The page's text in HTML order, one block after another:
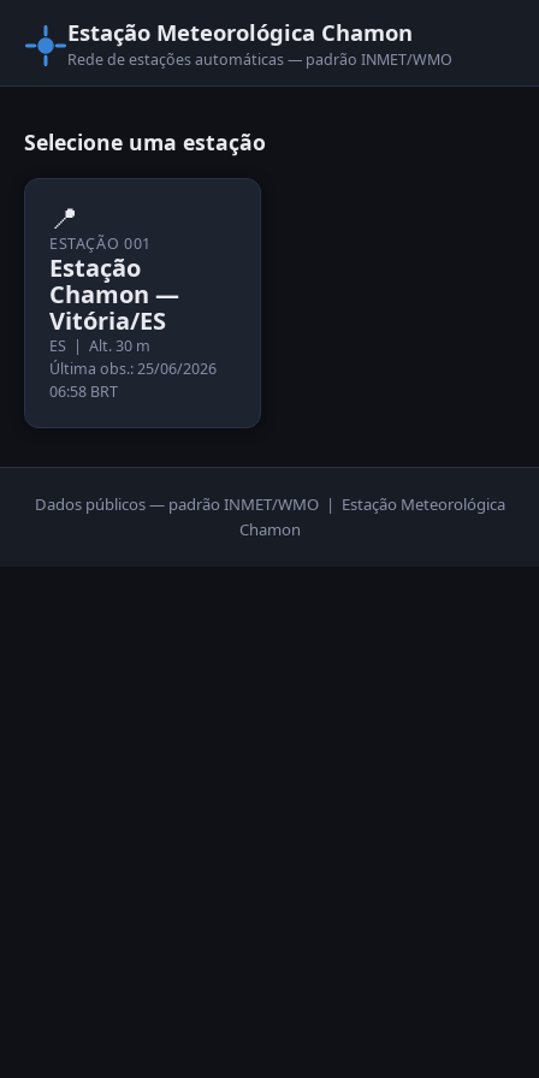
Estação Meteorológica Chamon
Rede de estações automáticas — padrão INMET/WMO
Selecione uma estação
📍
ESTAÇÃO 001
Estação
Chamon —
Vitória/ES
ES | Alt. 30 m
Última obs.: 25/06/2026
06:58 BRT
Dados públicos — padrão INMET/WMO | Estação Meteorológica
Chamon